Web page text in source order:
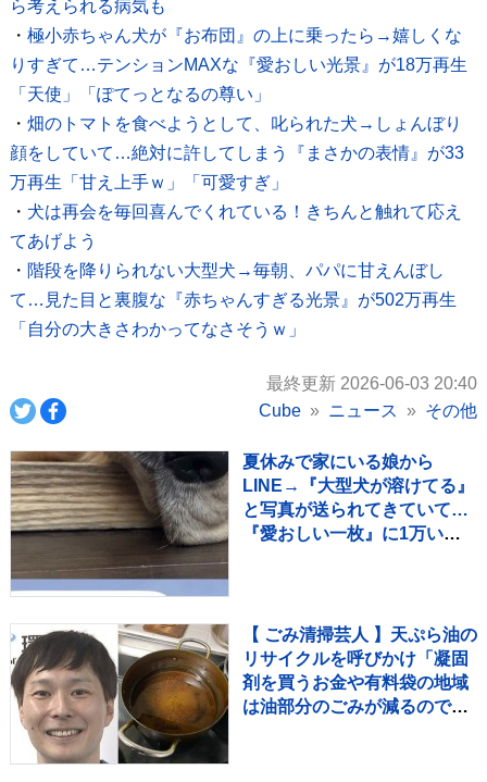
ら考えられる病気も
・ 極小赤ちゃん犬が『お布団』の上に乗ったら→嬉しくな
りすぎて…テンションMAXな『愛おしい光景』が18万再生
「天使」「ぽてっとなるの尊い」
・ 畑のトマトを食べようとして、叱られた犬→しょんぼり
顔をしていて…絶対に許してしまう『まさかの表情』が33
万再生「甘え上手ｗ」「可愛すぎ」
・ 犬は再会を毎回喜んでくれている！きちんと触れて応え
てあげよう
・ 階段を降りられない大型犬→毎朝、パパに甘えんぼし
て…見た目と裏腹な『赤ちゃんすぎる光景』が502万再生
「自分の大きさわかってなさそうｗ」
最終更新 2026-06-03 20:40
Cube
ニュース その他
夏休みで家にいる娘から
LINE→『大型犬が溶けてる』
と写真が送られてきていて…
『愛おしい一枚』に1万いい
【 ごみ清掃芸人 】天ぷら油の
リサイクルを呼びかけ「凝固
剤を買うお金や有料袋の地域
は油部分のごみが減るので、